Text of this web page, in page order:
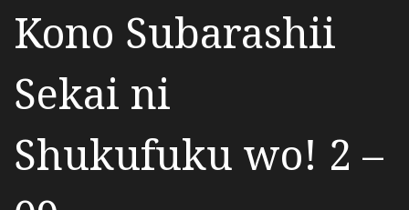
Kono Subarashii
Sekai ni
Shukufuku wo! 2 –